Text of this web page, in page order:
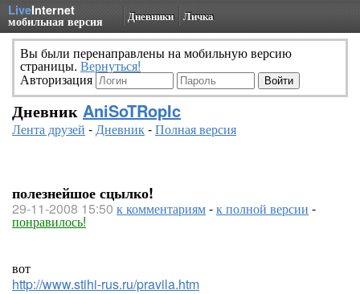
LiveInternet
мобильная версия Дневники Личка
Вы были перенаправлены на мобильную версию
страницы. Вернуться!
Авторизация
Дневник AniSoTRopIc
Лента друзей -Дневник-Полная версия
полезнейшое сцылко!
29-11-2008 15:50 к комментариям-к полной версии -
понравилось!
вот
http://www.stihi-rus.ru/pravila.htm